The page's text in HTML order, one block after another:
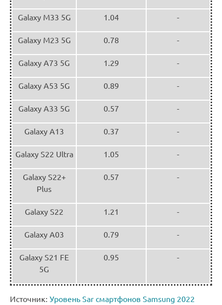
Galaxy M33 5G 1.04 -
Galaxy M23 5G 0.78 -
Galaxy A73 5G 1.29 -
Galaxy A53 5G 0.89 -
Galaxy A33 5G 0.57 -
Galaxy A13 0.37 -
Galaxy S22 Ultra 1.05 -
Galaxy S22+
Plus
0.57 -
Galaxy S22 1.21 -
Galaxy A03 0.79 -
Galaxy S21 FE
5G
0.95 -
Источник: Уровень Sar смартфонов Samsung 2022